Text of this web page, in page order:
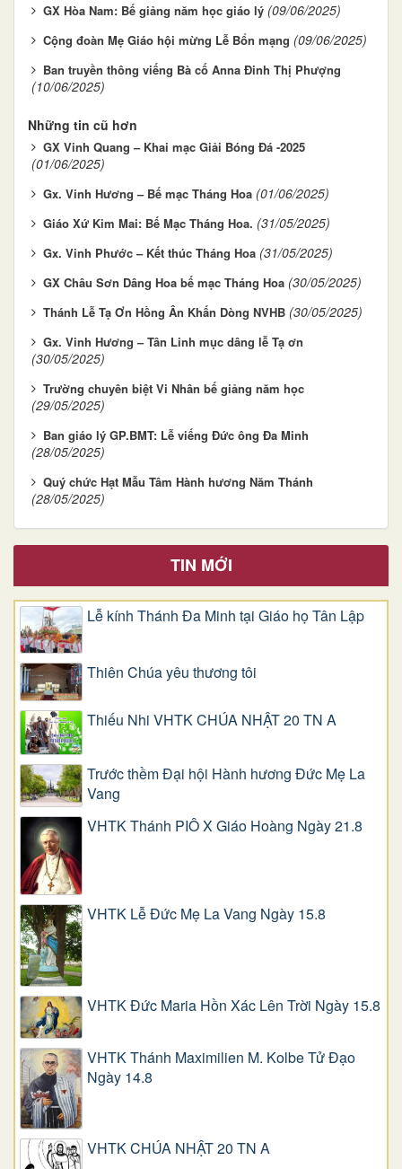
GX Hòa Nam: Bế giảng năm học giáo lý (09/06/2025)
Cộng đoàn Mẹ Giáo hội mừng Lễ Bổn mạng (09/06/2025)
Ban truyền thông viếng Bà cố Anna Đinh Thị Phượng
(10/06/2025)
Những tin cũ hơn
GX Vinh Quang – Khai mạc Giải Bóng Đá -2025
(01/06/2025)
Gx. Vinh Hương – Bế mạc Tháng Hoa (01/06/2025)
Giáo Xứ Kim Mai: Bế Mạc Tháng Hoa. (31/05/2025)
Gx. Vinh Phước – Kết thúc Tháng Hoa (31/05/2025)
GX Châu Sơn Dâng Hoa bế mạc Tháng Hoa (30/05/2025)
Thánh Lễ Tạ Ơn Hồng Ân Khấn Dòng NVHB (30/05/2025)
Gx. Vinh Hương – Tân Linh mục dâng lễ Tạ ơn
(30/05/2025)
Trường chuyên biệt Vi Nhân bế giảng năm học
(29/05/2025)
Ban giáo lý GP.BMT: Lễ viếng Đức ông Đa Minh
(28/05/2025)
Quý chức Hạt Mẫu Tâm Hành hương Năm Thánh
(28/05/2025)
TIN MỚI
Lễ kính Thánh Đa Minh tại Giáo họ Tân Lập
Thiên Chúa yêu thương tôi
Thiếu Nhi VHTK CHÚA NHẬT 20 TN A
Trước thềm Đại hội Hành hương Đức Mẹ La
Vang
VHTK Thánh PIÔ X Giáo Hoàng Ngày 21.8
VHTK Lễ Đức Mẹ La Vang Ngày 15.8
VHTK Đức Maria Hồn Xác Lên Trời Ngày 15.8
VHTK Thánh Maximilien M. Kolbe Tử Đạo
Ngày 14.8
VHTK CHÚA NHẬT 20 TN A